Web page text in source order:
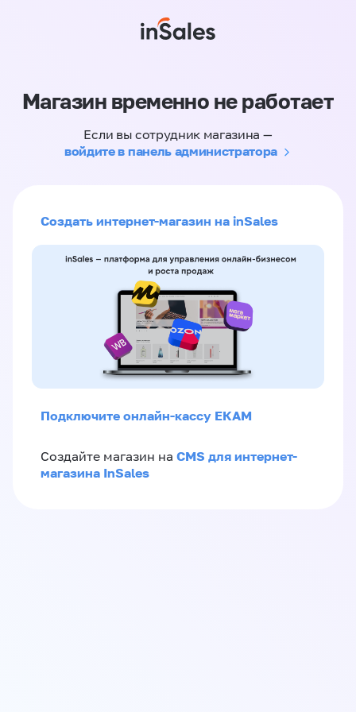
Магазин временно не работает
Если вы сотрудник магазина —
войдите в панель администратора
Создать интернет-магазин на inSales
Подключите онлайн-кассу ЕКАМ
Создайте магазин на CMS для интернет-
магазина InSales